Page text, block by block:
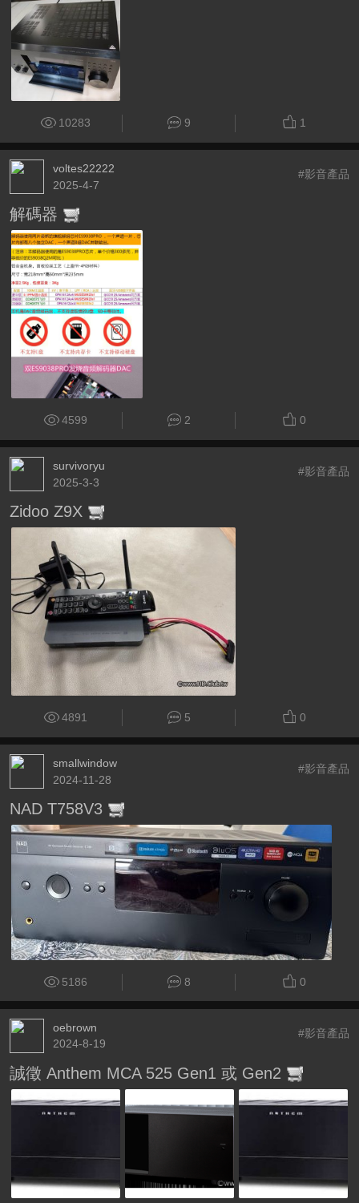
10283 9 1
voltes22222
2025-4-7
#影音產品
解碼器
4599 2 0
survivoryu
2025-3-3
#影音產品
Zidoo Z9X
4891 5 0
smallwindow
2024-11-28
#影音產品
NAD T758V3
5186 8 0
oebrown
2024-8-19
#影音產品
誠徵 Anthem MCA 525 Gen1 或 Gen2